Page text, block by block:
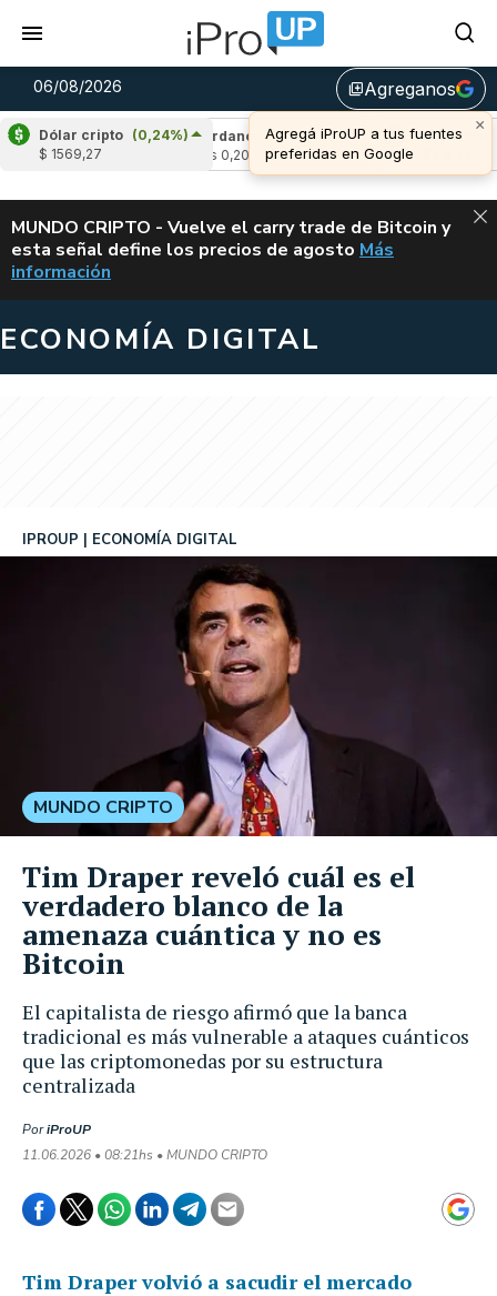
06/08/2026 library_addAgreganos
×
Agregá iProUP a tus fuentes
preferidas en Google
Dólar cripto (0,24%)
$ 1569,27
1,75%) Cardano (2,72%)
u$s 0,20
Avalanche
u$s 6,41
ALERTA
MUNDO CRIPTO - Vuelve el carry trade de Bitcoin y
esta señal define los precios de agosto VUELVE EL
Más
información
ECONOMÍA DIGITAL
El capitalista de riesgo afirmó que la banca
tradicional es más vulnerable a ataques cuánticos
que las criptomonedas por su estructura
centralizada
IPROUP ECONOMÍA DIGITAL
PoriProUP
11.06.2026 • 08:21hs • MUNDO CRIPTO
MUNDO CRIPTO
Tim Draper reveló cuál es el
verdadero blanco de la
amenaza cuántica y no es
Bitcoin
Tim Draper volvió a sacudir el mercado